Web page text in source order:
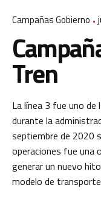
Campañas Gobierno
Tren
La línea 3 fue uno
durante la
septiembre de 2020
operaciones fue una
generar un nuevo
modelo de